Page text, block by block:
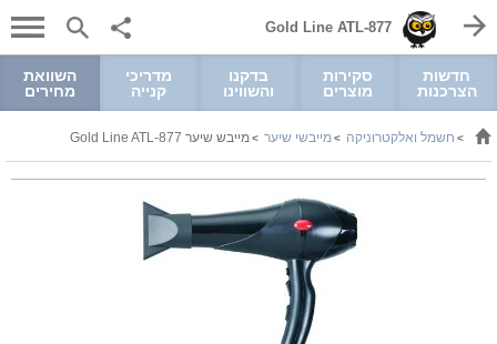
Gold Line ATL-877
חדשות
הצרכנות
סקירות
מוצרים
בדקנו
והשווינו
מדריכי
קנייה
השוואת
מחירים
> חשמל ואלקטרוניקה >מייבשי שיער >מייבש שיער Gold Line ATL-877